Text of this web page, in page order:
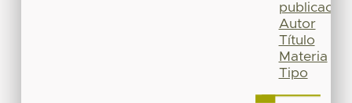
publicación
Autor
Título
Materia
Tipo